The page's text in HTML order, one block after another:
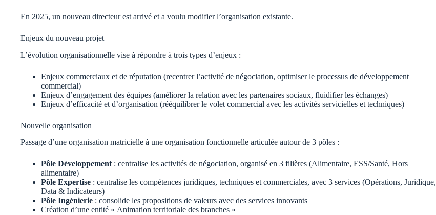
En 2025, un nouveau directeur est arrivé et a voulu modifier l’organisation existante.
Enjeux du nouveau projet
L’évolution organisationnelle vise à répondre à trois types d’enjeux :
Enjeux commerciaux et de réputation (recentrer l’activité de négociation, optimiser le processus de développement
commercial)
Enjeux d’engagement des équipes (améliorer la relation avec les partenaires sociaux, fluidifier les échanges)
Enjeux d’efficacité et d’organisation (rééquilibrer le volet commercial avec les activités servicielles et techniques)
Nouvelle organisation
Passage d’une organisation matricielle à une organisation fonctionnelle articulée autour de 3 pôles :
Pôle Développement : centralise les activités de négociation, organisé en 3 filières (Alimentaire, ESS/Santé, Hors
alimentaire)
Pôle Expertise : centralise les compétences juridiques, techniques et commerciales, avec 3 services (Opérations, Juridique,
Data & Indicateurs)
Pôle Ingénierie : consolide les propositions de valeurs avec des services innovants
Création d’une entité « Animation territoriale des branches »